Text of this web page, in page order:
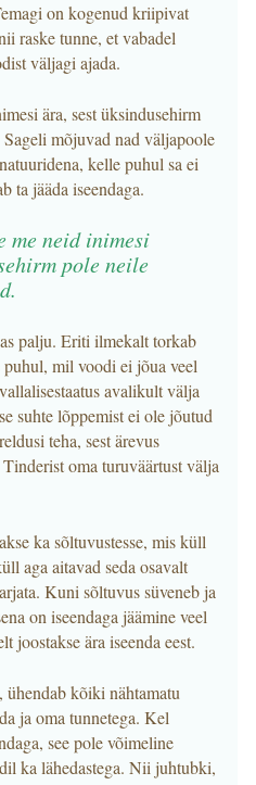
on kogenud kriipivat
raske tunne, et vabadel
väljagi ajada.
ära, sest üksindusehirm
mõjuvad nad väljapoole
kelle puhul sa ei
ta jääda iseendaga.
me neid inimesi
pole neile
palju. Eriti ilmekalt torkab
mil voodi ei jõua veel
avalikult välja
suhte lõppemist ei ole jõutud
teha, sest ärevus
oma turuväärtust välja
ka sõltuvustesse, mis küll
aga aitavad seda osavalt
Kuni sõltuvus süveneb ja
on iseendaga jäämine veel
joostakse ära iseenda eest.
kõiki nähtamatu
ja oma tunnetega. Kel
see pole võimeline
ka lähedastega. Nii juhtubki,